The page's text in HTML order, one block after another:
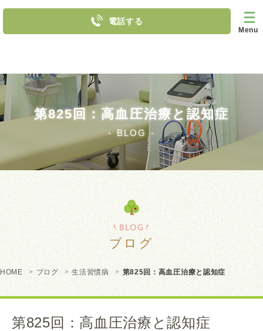
電話する
Menu
第825回：高血圧治療と認知症
BLOG
BLOG
ブログ
HOME ブログ 生活習慣病 第825回：高血圧治療と認知症
第825回：高血圧治療と認知症